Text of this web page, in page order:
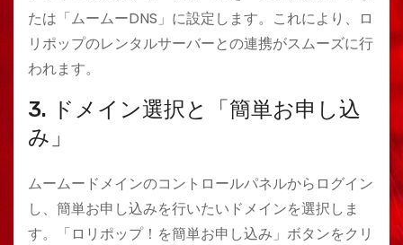
たは「ムームーDNS」に設定します。これにより、ロ
リポップのレンタルサーバーとの連携がスムーズに行
われます。
3. ドメイン選択と「簡単お申し込
み」
ムームードメインのコントロールパネルからログイン
し、簡単お申し込みを行いたいドメインを選択しま
す。「ロリポップ！を簡単お申し込み」ボタンをクリ